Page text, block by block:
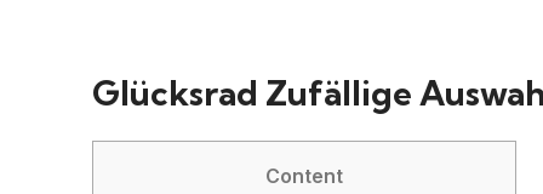
Glücksrad Zufällige
Content